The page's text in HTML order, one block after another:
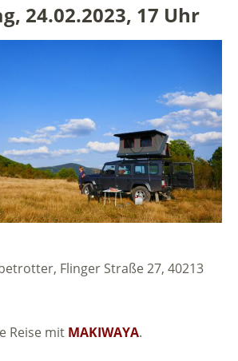
24.02.2023, 17 Uhr
Flinger Straße 27, 40213
Reise mit MAKIWAYA.